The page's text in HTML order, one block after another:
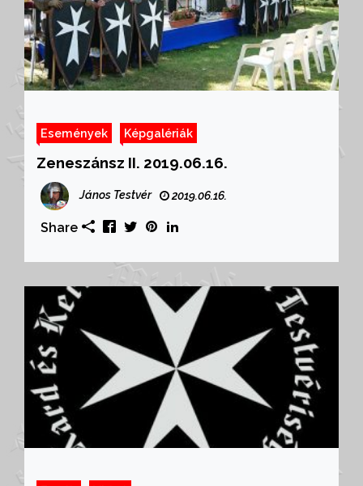
Események Képgalériák
Zeneszánsz II. 2019.06.16.
János Testvér 2019.06.16.
Share